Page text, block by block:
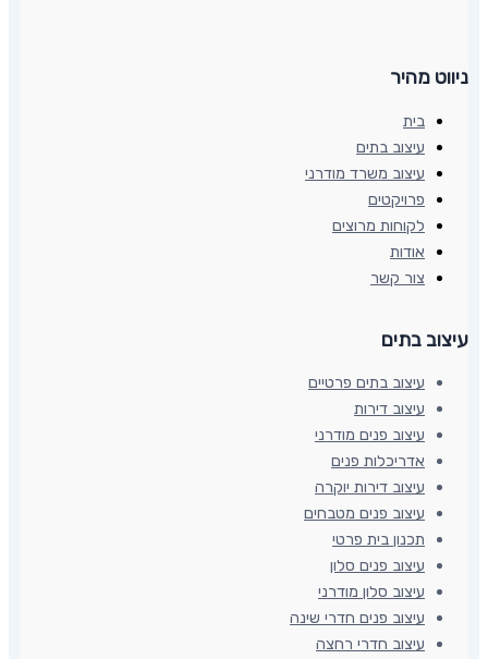
ניווט מהיר
בית
עיצוב בתים
עיצוב משרד מודרני
פרויקטים
לקוחות מרוצים
אודות
צור קשר
עיצוב בתים​
עיצוב בתים פרטיים
עיצוב דירות
עיצוב פנים מודרני
אדריכלות פנים
עיצוב דירות יוקרה
עיצוב פנים מטבחים
תכנון בית פרטי
עיצוב פנים סלון
עיצוב סלון מודרני
עיצוב פנים חדרי שינה
עיצוב חדרי רחצה